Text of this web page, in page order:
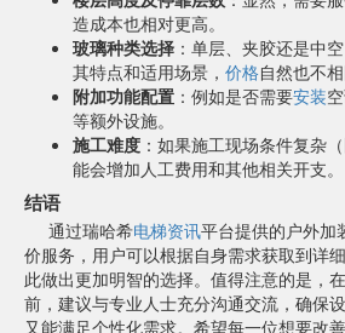
造成本也相对更高。
玻璃种类选择 ：单层、夹胶还是中
其特点和适用场景， 价格自然也不相
附加功能配置 ：例如是否需要安装
等额外设施。
施工难度 ：如果施工现场条件复杂
能会增加人工费用和其他相关开支。
结语
通过瑞哈希电梯资讯平台提供的户外加
价服务，用户可以根据自身需求获取到详
此做出更加明智的选择。值得注意的是，
前，建议与专业人士充分沟通交流，确保
又能满足个性化需求。希望每一位想要改